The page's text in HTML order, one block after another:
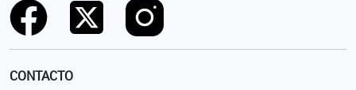
CONTACTO